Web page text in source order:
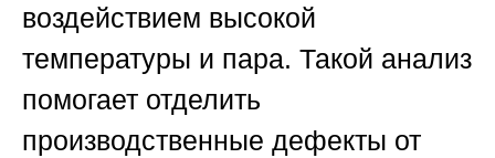
воздействием высокой
температуры и пара. Такой анализ
помогает отделить
производственные дефекты от